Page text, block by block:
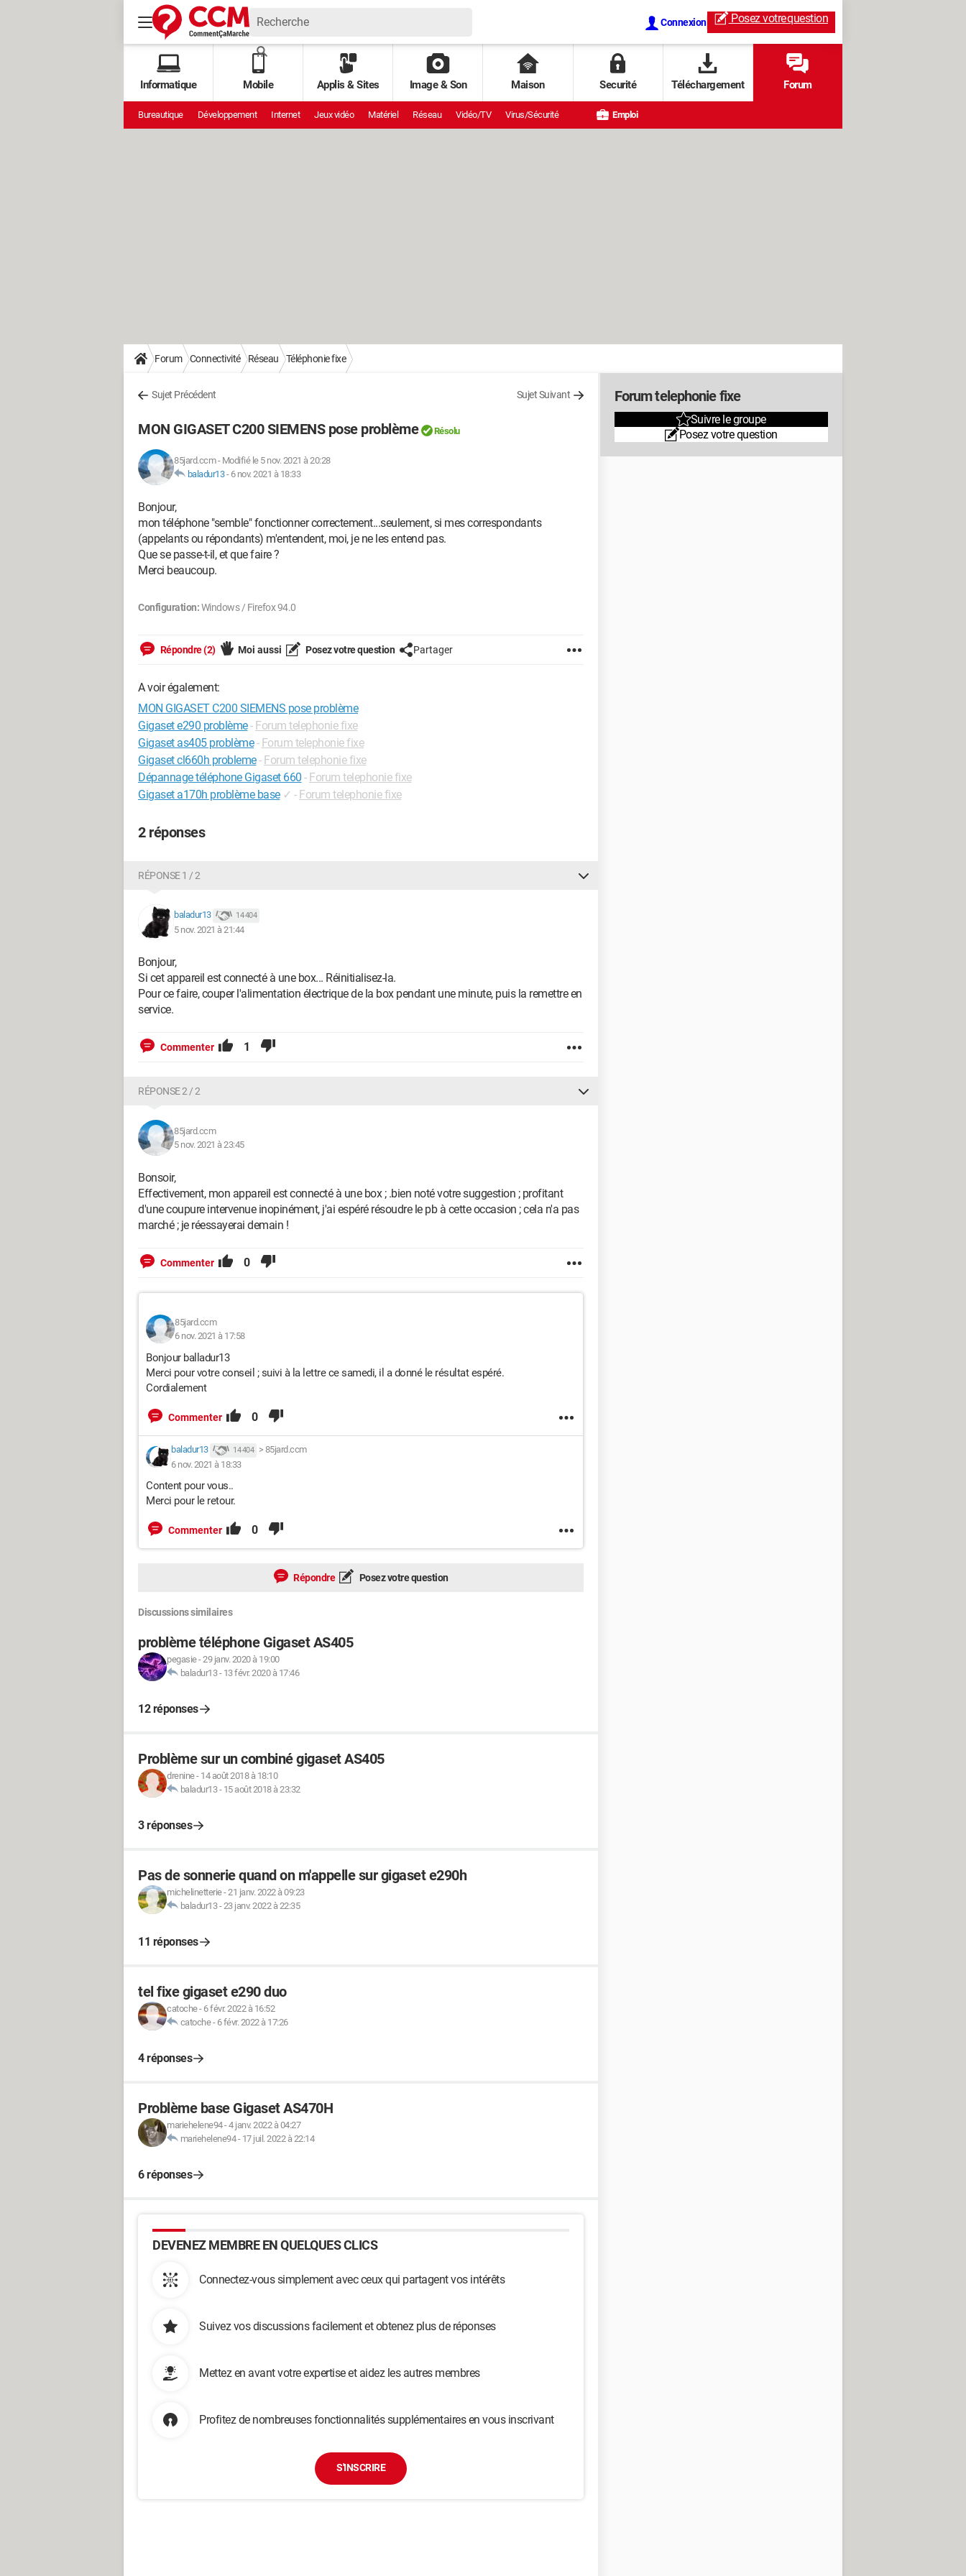
Connexion Posez votrequestion
Informatique Mobile Applis & Sites Image & Son Maison Securité Téléchargement Forum
Bureautique Développement Internet Jeux vidéo Matériel Réseau Vidéo/TV Virus/Sécurité Emploi
Forum Connectivité Réseau Téléphonie fixe
Sujet Précédent Sujet Suivant
MON GIGASET C200 SIEMENS pose problème Résolu
85jard.ccm- Modifié le 5 nov. 2021 à 20:28
baladur13- 6 nov. 2021 à 18:33
Bonjour,
mon téléphone "semble" fonctionner correctement...seulement, si mes correspondants
(appelants ou répondants) m'entendent, moi, je ne les entend pas.
Que se passe-t-il, et que faire ?
Merci beaucoup.
Configuration:Windows / Firefox 94.0
Répondre (2) Moi aussi Posez votre question Partager
A voir également:
MON GIGASET C200 SIEMENS pose problème
Gigaset e290 problème- Forum telephonie fixe
Gigaset as405 problème - Forum telephonie fixe
Gigaset cl660h probleme- Forum telephonie fixe
Dépannage téléphone Gigaset 660 - Forum telephonie fixe
Gigaset a170h problème base ✓ - Forum telephonie fixe
2 réponses
RÉPONSE 1 / 2
baladur13 14 404
5 nov. 2021 à 21:44
Bonjour,
Si cet appareil est connecté à une box... Réinitialisez-la.
Pour ce faire, couper l'alimentation électrique de la box pendant une minute, puis la remettre en
service.
Commenter 1
RÉPONSE 2 / 2
85jard.ccm
5 nov. 2021 à 23:45
Bonsoir,
Effectivement, mon appareil est connecté à une box ; .bien noté votre suggestion ; profitant
d'une coupure intervenue inopinément, j'ai espéré résoudre le pb à cette occasion ; cela n'a pas
marché ; je réessayerai demain !
Commenter 0
85jard.ccm
6 nov. 2021 à 17:58
Bonjour balladur13
Merci pour votre conseil ; suivi à la lettre ce samedi, il a donné le résultat espéré.
Cordialement
Commenter 0
baladur13 14 404 > 85jard.ccm
6 nov. 2021 à 18:33
Content pour vous..
Merci pour le retour.
Commenter 0
Répondre Posez votre question
Discussions similaires
problème téléphone Gigaset AS405
pegasie-29 janv. 2020 à 19:00
baladur13- 13 févr. 2020 à 17:46
12 réponses
Problème sur un combiné gigaset AS405
drenine- 14 août 2018 à 18:10
baladur13- 15 août 2018 à 23:32
3 réponses
Pas de sonnerie quand on m'appelle sur gigaset e290h
michelinetterie-21 janv. 2022 à 09:23
baladur13-23 janv. 2022 à 22:35
11 réponses
tel fixe gigaset e290 duo
catoche- 6 févr. 2022 à 16:52
catoche- 6 févr. 2022 à 17:26
4 réponses
Problème base Gigaset AS470H
mariehelene94-4 janv. 2022 à 04:27
mariehelene94- 17 juil. 2022 à 22:14
6 réponses
DEVENEZ MEMBRE EN QUELQUES CLICS
Connectez-vous simplement avec ceux qui partagent vos intérêts
Suivez vos discussions facilement et obtenez plus de réponses
Mettez en avant votre expertise et aidez les autres membres
Profitez de nombreuses fonctionnalités supplémentaires en vous inscrivant
S'INSCRIRE
Forum telephonie fixe
Suivre le groupe
Posez votre question